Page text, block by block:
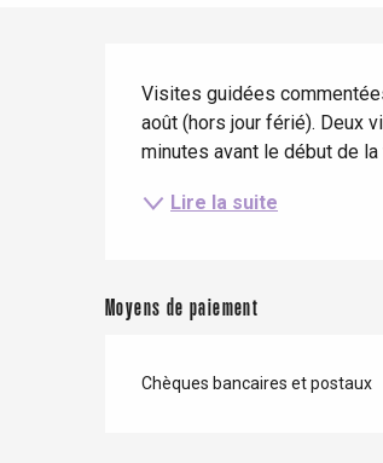
Avec les enfants
Entre amis
Séjours à vélo
Visites guidées
août (hors jour férié). Deux
minutes avant le début de
Lire la suite
Moyens de paiement
Chèques bancaires et postaux